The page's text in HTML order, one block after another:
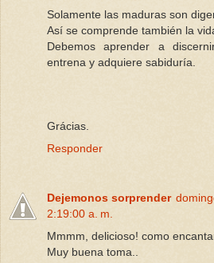
Solamente las maduras son
Así se comprende también la
Debemos aprender a
entrena y adquiere sabiduría.
Grácias.
Responder
Dejemonos sorprender
2:19:00 a. m.
Mmmm, delicioso! como
Muy buena toma..